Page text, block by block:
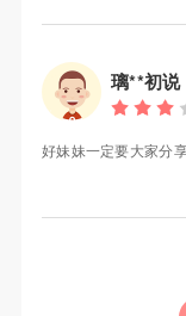
璃**初说
好妹妹一定要大家分